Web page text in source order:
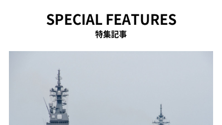
SPECIAL FEATURES
特集記事